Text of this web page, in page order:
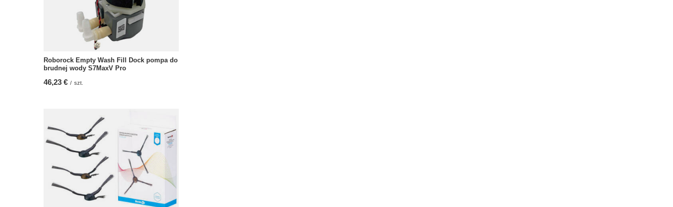
Roborock Empty Wash Fill Dock pompa do
brudnej wody S7MaxV Pro
46,23 € / szt.